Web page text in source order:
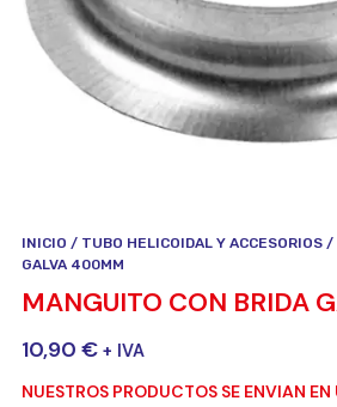
INICIO / TUBO HELICOIDAL Y ACCESORIOS /
GALVA 400MM
MANGUITO CON BRIDA
10,90 € + IVA
NUESTROS PRODUCTOS SE ENVIAN